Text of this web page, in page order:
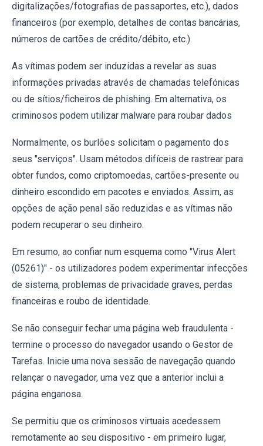
digitalizações/fotografias de passaportes, etc.), dados
financeiros (por exemplo, detalhes de contas bancárias,
números de cartões de crédito/débito, etc.).
As vítimas podem ser induzidas a revelar as suas
informações privadas através de chamadas telefónicas
ou de sítios/ficheiros de phishing. Em alternativa, os
criminosos podem utilizar malware para roubar dados
Normalmente, os burlões solicitam o pagamento dos
seus "serviços". Usam métodos difíceis de rastrear para
obter fundos, como criptomoedas, cartões-presente ou
dinheiro escondido em pacotes e enviados. Assim, as
opções de ação penal são reduzidas e as vítimas não
podem recuperar o seu dinheiro.
Em resumo, ao confiar num esquema como "Virus Alert
(05261)" - os utilizadores podem experimentar infecções
de sistema, problemas de privacidade graves, perdas
financeiras e roubo de identidade.
Se não conseguir fechar uma página web fraudulenta -
termine o processo do navegador usando o Gestor de
Tarefas. Inicie uma nova sessão de navegação quando
relançar o navegador, uma vez que a anterior inclui a
página enganosa.
Se permitiu que os criminosos virtuais acedessem
remotamente ao seu dispositivo - em primeiro lugar,